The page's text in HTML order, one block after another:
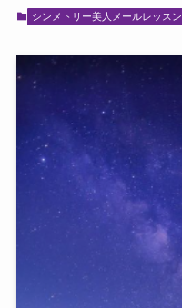
シンメトリー美人メールレッスン